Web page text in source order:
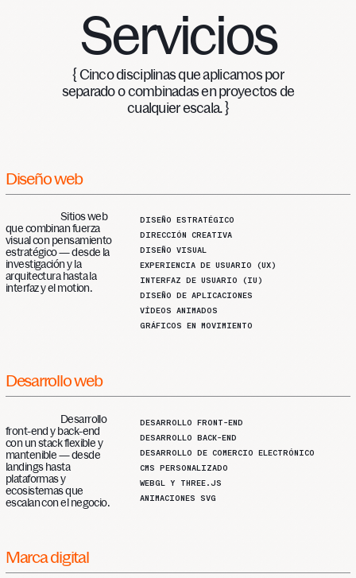
Servicios
{ Cinco disciplinas que aplicamos por
separado o combinadas en proyectos de
cualquier escala. }
Diseñoweb
Sitios web
que combinan fuerza
visual con pensamiento
estratégico — desde la
investigación y la
arquitectura hasta la
interfaz y el motion.
DISEÑO ESTRATÉGICO
DIRECCIÓN CREATIVA
DISEÑO VISUAL
EXPERIENCIA DE USUARIO (UX)
INTERFAZ DE USUARIO (IU)
DISEÑO DE APLICACIONES
VÍDEOS ANIMADOS
GRÁFICOS EN MOVIMIENTO
Desarrolloweb
Desarrollo
front-end y back-end
con un stack flexible y
mantenible — desde
landings hasta
plataformas y
ecosistemas que
escalan con el negocio.
DESARROLLO FRONT-END
DESARROLLO BACK-END
DESARROLLO DE COMERCIO ELECTRÓNICO
CMS PERSONALIZADO
WEBGL Y THREE.JS
ANIMACIONES SVG
Marcadigital